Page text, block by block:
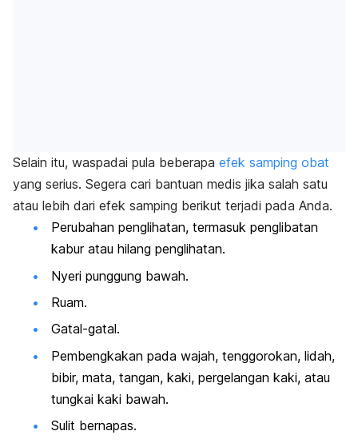
Selain itu, waspadai pula beberapa efek samping obat
yang serius. Segera cari bantuan medis jika salah satu
atau lebih dari efek samping berikut terjadi pada Anda.
Perubahan penglihatan, termasuk penglibatan
kabur atau hilang penglihatan.
Nyeri punggung bawah.
Ruam.
Gatal-gatal.
Pembengkakan pada wajah, tenggorokan, lidah,
bibir, mata, tangan, kaki, pergelangan kaki, atau
tungkai kaki bawah.
Sulit bernapas.